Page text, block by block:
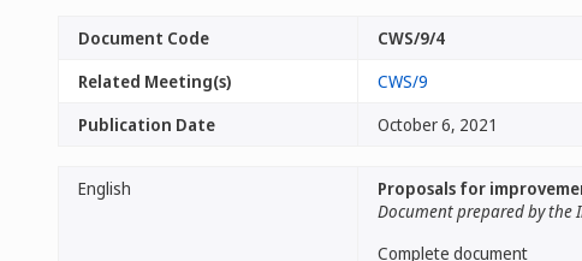
Document Code
CWS/9/4
Related Meeting(s)
CWS/9
Publication Date
October 6, 2021
English
Proposals for
Document prepared by the
Complete document